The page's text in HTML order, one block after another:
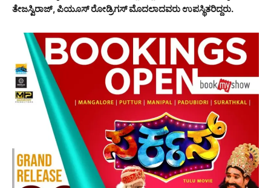
ತೇಜಸ್ವಿರಾಜ್, ಪಿಯೂಸ್ ರೋಡ್ರಿಗಸ್ ಮೊದಲಾದವರು ಉಪಸ್ಥಿತರಿದ್ದರು.